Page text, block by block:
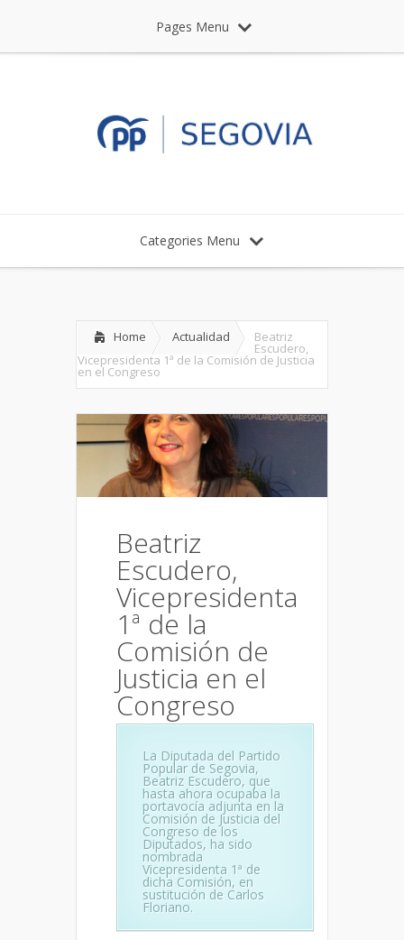
Pages Menu
Categories Menu
Home Actualidad Beatriz
Escudero,
Vicepresidenta 1ª de la Comisión de Justicia
en el Congreso
Beatriz
Escudero,
Vicepresidenta
1ª de la
Comisión de
Justicia en el
Congreso
La Diputada del Partido
Popular de Segovia,
Beatriz Escudero, que
hasta ahora ocupaba la
portavocía adjunta en la
Comisión de Justicia del
Congreso de los
Diputados, ha sido
nombrada
Vicepresidenta 1ª de
dicha Comisión, en
sustitución de Carlos
Floriano.